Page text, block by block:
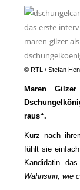
© RTL / Stefan
Maren
raus“.
Kurz nach
fühlt sie
Kandidatin
Wahnsinn, wie